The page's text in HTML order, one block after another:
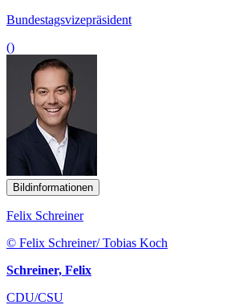
Bundestagsvizepräsident
()
Bildinformationen
Felix Schreiner
© Felix Schreiner/ Tobias Koch
Schreiner, Felix
CDU/CSU